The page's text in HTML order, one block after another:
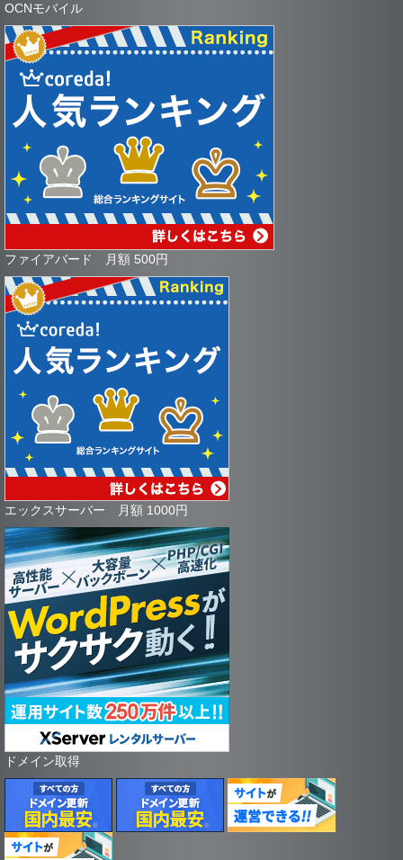
OCNモバイル
ファイアバード 月額 500円
エックスサーバー 月額 1000円
ドメイン取得